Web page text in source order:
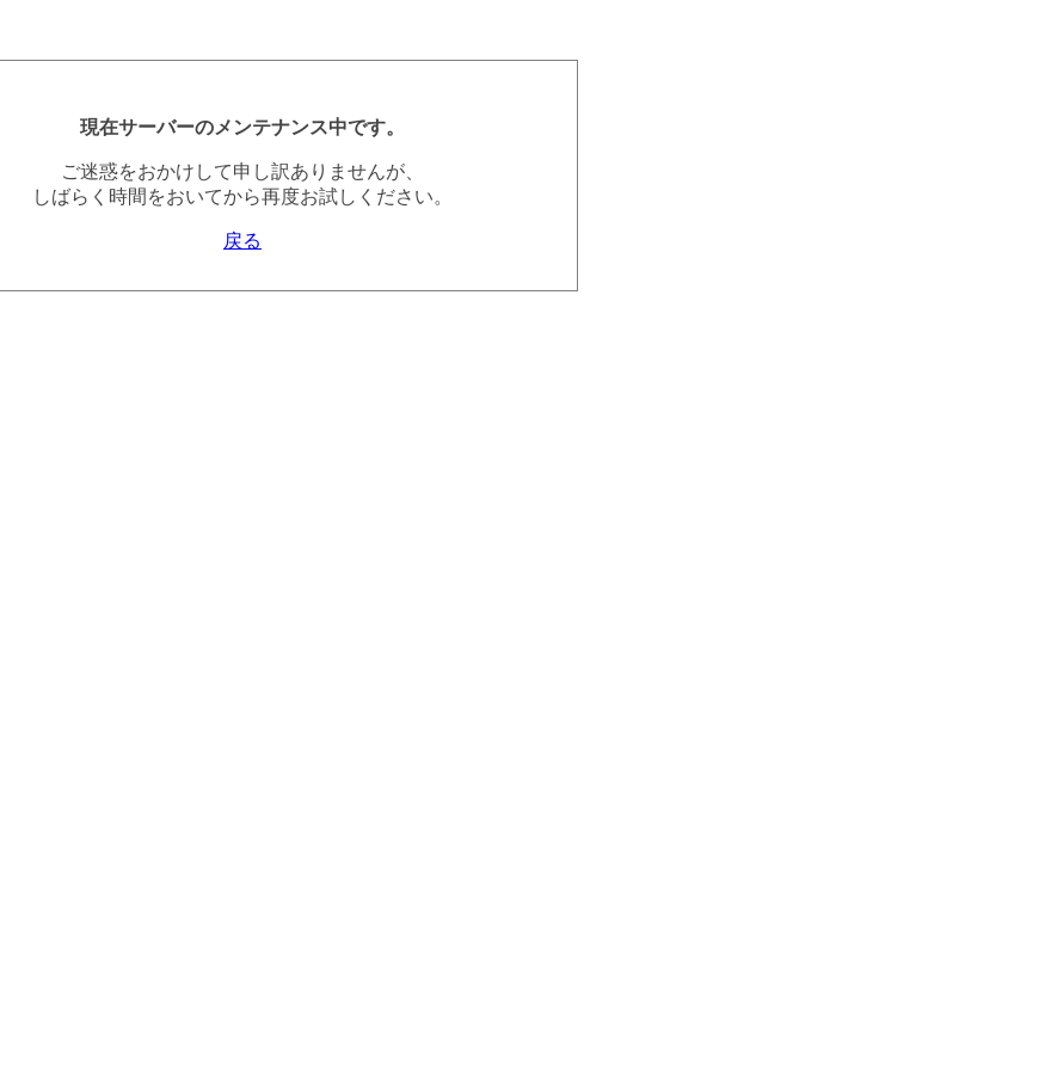
現在サーバーのメンテナンス中です。
ご迷惑をおかけして申し訳ありませんが、
しばらく時間をおいてから再度お試しください。
戻る